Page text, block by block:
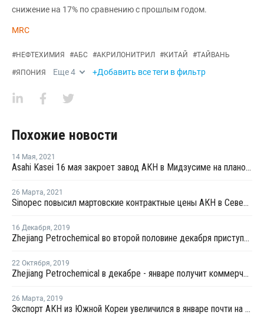
снижение на 17% по сравнению с прошлым годом.
MRC
#НЕФТЕХИМИЯ #АБС #АКРИЛОНИТРИЛ #КИТАЙ #ТАЙВАНЬ
#ЯПОНИЯ Еще4 +Добавить все теги в фильтр
Похожие новости
14 Мая, 2021
Asahi Kasei 16 мая закроет завод АКН в Мидзусиме на плановый ремонт
26 Марта, 2021
Sinopec повысил мартовские контрактные цены АКН в Северном Китае на CNY3 600 за тонну
16 Декабря, 2019
Zhejiang Petrochemical во второй половине декабря приступит к тестовому производству на новом заводе стирола в Китае
22 Октября, 2019
Zhejiang Petrochemical в декабре - январе получит коммерческую продукцию на новом заводе бензола в Китае
26 Марта, 2019
Экспорт АКН из Южной Кореи увеличился в январе почти на 59%